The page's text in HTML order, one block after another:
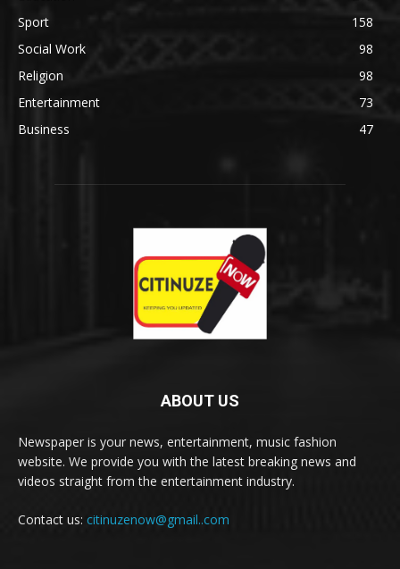
Sport
158
Social Work
98
Religion
98
Entertainment
73
Business
47
ABOUT US
Newspaper is your news, entertainment, music fashion
website. We provide you with the latest breaking news and
videos straight from the entertainment industry.
Contact us: citinuzenow@gmail..com